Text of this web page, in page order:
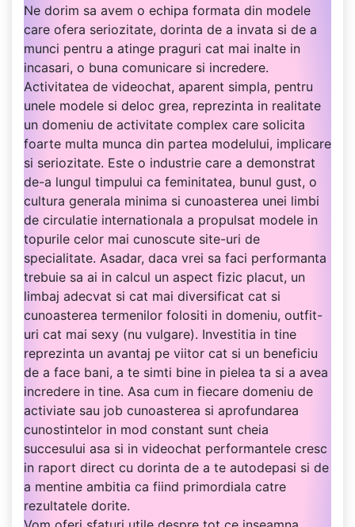
Ne dorim sa avem o echipa formata din modele
care ofera seriozitate, dorinta de a invata si de a
munci pentru a atinge praguri cat mai inalte in
incasari, o buna comunicare si incredere.
Activitatea de videochat, aparent simpla, pentru
unele modele si deloc grea, reprezinta in realitate
un domeniu de activitate complex care solicita
foarte multa munca din partea modelului, implicare
si seriozitate. Este o industrie care a demonstrat
de-a lungul timpului ca feminitatea, bunul gust, o
cultura generala minima si cunoasterea unei limbi
de circulatie internationala a propulsat modele in
topurile celor mai cunoscute site-uri de
specialitate. Asadar, daca vrei sa faci performanta
trebuie sa ai in calcul un aspect fizic placut, un
limbaj adecvat si cat mai diversificat cat si
cunoasterea termenilor folositi in domeniu, outfit-
uri cat mai sexy (nu vulgare). Investitia in tine
reprezinta un avantaj pe viitor cat si un beneficiu
de a face bani, a te simti bine in pielea ta si a avea
incredere in tine. Asa cum in fiecare domeniu de
activiate sau job cunoasterea si aprofundarea
cunostintelor in mod constant sunt cheia
succesului asa si in videochat performantele cresc
in raport direct cu dorinta de a te autodepasi si de
a mentine ambitia ca fiind primordiala catre
rezultatele dorite.